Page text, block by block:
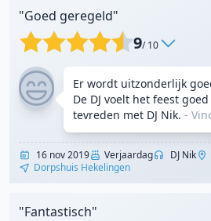
"Goed geregeld"
9/ 10
Er wordt uitzonderlijk
De DJ voelt het feest
tevreden met DJ Nik. -
16 nov 2019 Verjaardag DJ Nik
Dorpshuis Hekelingen
"Fantastisch"